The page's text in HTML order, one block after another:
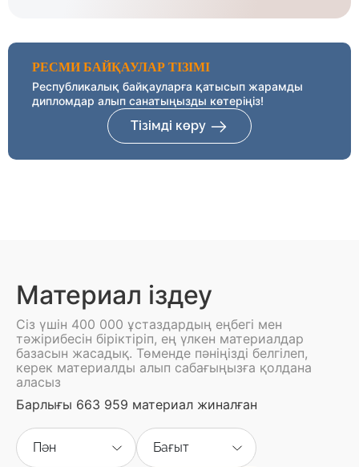
РЕСМИ БАЙҚАУЛАР ТІЗІМІ
Республикалық байқауларға қатысып жарамды
дипломдар алып санатыңызды көтеріңіз!
Тізімді көру
Материал іздеу
Сіз үшін 400 000 ұстаздардың еңбегі мен
тәжірибесін біріктіріп, ең үлкен материалдар
базасын жасадық. Төменде пәніңізді белгілеп,
керек материалды алып сабағыңызға қолдана
аласыз
Барлығы 663 959 материал жиналған
Пән Бағыт